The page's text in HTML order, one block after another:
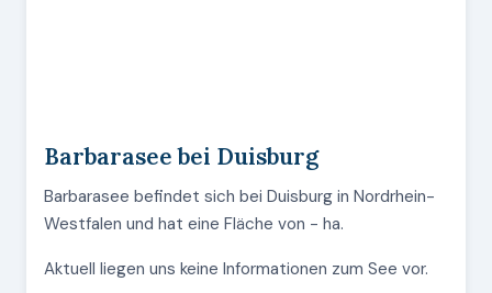
Barbarasee bei Duisburg
Barbarasee befindet sich bei Duisburg in Nordrhein-
Westfalen und hat eine Fläche von - ha.
Aktuell liegen uns keine Informationen zum See vor.